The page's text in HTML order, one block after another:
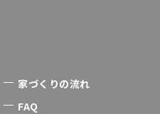
家づくりの流れ
FAQ